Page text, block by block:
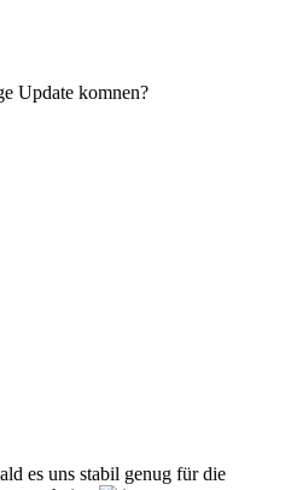
Update komnen?
es uns stabil genug für die